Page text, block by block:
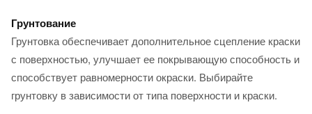
Грунтование
Грунтовка обеспечивает дополнительное сцепление краски
с поверхностью, улучшает ее покрывающую способность и
способствует равномерности окраски. Выбирайте
грунтовку в зависимости от типа поверхности и краски.